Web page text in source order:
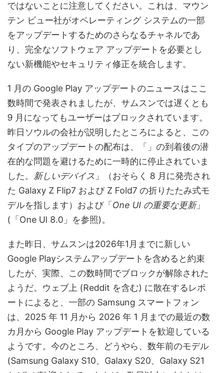
ではないことに注意してください。これは、マウン
テン ビュー社がオペレーティング システムの一部
をアップデートするためのさらなるチャネルであ
り、完全なソフトウェア アップデートを必要とし
ない新機能やセキュリティ修正を統合します。
1 月の Google Play アップデートのニュースはここ
数時間で発表されましたが、サムスンでは遅くとも
9 月になってもユーザーはブロックされています。
昨日ソウルの会社が説明したところによると、この
タイプのアップデートの配布は、「」の到着後の潜
在的な問題を避けるために一時的に停止されていま
した。 新しいデバイス 」（おそらく 8 月に発売され
た Galaxy Z Flip7 および Z Fold7 の折りたたみ式モ
デルを指します）および「 One UI の重要な更新」
(「One UI 8.0」を参照)。
また昨日、サムスンは2026年1月までに新しい
Google Playシステムアップデートを含めると約束
したが、実際、この数時間でブロックが解除された
ようだ。ウェブ上 (Reddit を含む) に散在するレポ
ートによると、一部の Samsung スマートフォン
は、2025 年 11 月から 2026 年 1 月までの最近の数
カ月から Google Play アップデートを歓迎している
ようです。今のところ、どうやら、数年前のモデル
(Samsung Galaxy S10、Galaxy S20、Galaxy S21